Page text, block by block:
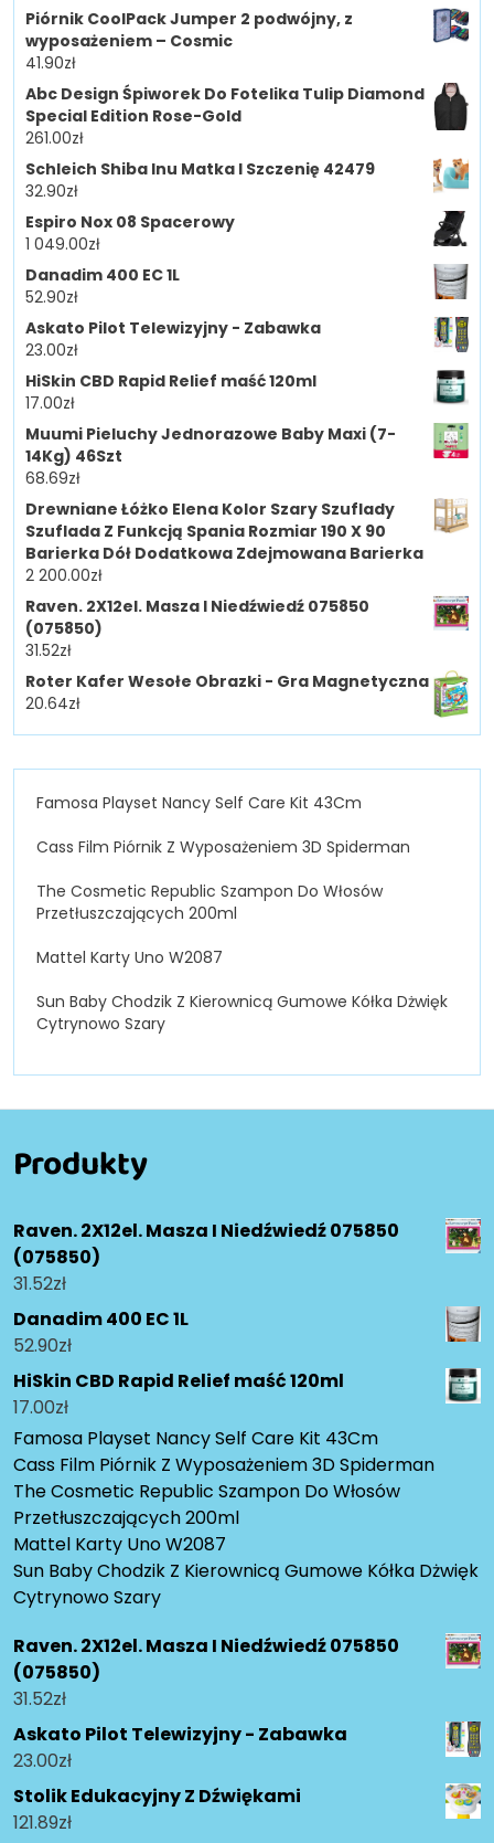
Piórnik CoolPack Jumper 2 podwójny, z
wyposażeniem – Cosmic
41.90zł
Abc Design Śpiworek Do Fotelika Tulip Diamond
Special Edition Rose-Gold
261.00zł
Schleich Shiba Inu Matka I Szczenię 42479
32.90zł
Espiro Nox 08 Spacerowy
1 049.00zł
Danadim 400 EC 1L
52.90zł
Askato Pilot Telewizyjny - Zabawka
23.00zł
HiSkin CBD Rapid Relief maść 120ml
17.00zł
Muumi Pieluchy Jednorazowe Baby Maxi (7-
14Kg) 46Szt
68.69zł
Drewniane Łóżko Elena Kolor Szary Szuflady
Szuflada Z Funkcją Spania Rozmiar 190 X 90
Barierka Dół Dodatkowa Zdejmowana Barierka
2 200.00zł
Raven. 2X12el. Masza I Niedźwiedź 075850
(075850)
31.52zł
Roter Kafer Wesołe Obrazki - Gra Magnetyczna
20.64zł
Famosa Playset Nancy Self Care Kit 43Cm
Cass Film Piórnik Z Wyposażeniem 3D Spiderman
The Cosmetic Republic Szampon Do Włosów
Przetłuszczających 200ml
Mattel Karty Uno W2087
Sun Baby Chodzik Z Kierownicą Gumowe Kółka Dżwięk
Cytrynowo Szary
Produkty
Raven. 2X12el. Masza I Niedźwiedź 075850
(075850)
31.52zł
Danadim 400 EC 1L
52.90zł
HiSkin CBD Rapid Relief maść 120ml
17.00zł
Famosa Playset Nancy Self Care Kit 43Cm
Cass Film Piórnik Z Wyposażeniem 3D Spiderman
The Cosmetic Republic Szampon Do Włosów
Przetłuszczających 200ml
Mattel Karty Uno W2087
Sun Baby Chodzik Z Kierownicą Gumowe Kółka Dżwięk
Cytrynowo Szary
Raven. 2X12el. Masza I Niedźwiedź 075850
(075850)
31.52zł
Askato Pilot Telewizyjny - Zabawka
23.00zł
Stolik Edukacyjny Z Dźwiękami
121.89zł